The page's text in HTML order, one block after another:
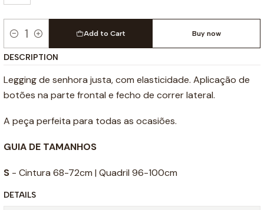
Quantity
Add to Cart Buy now
DESCRIPTION
Legging de senhora justa, com elasticidade. Aplicação de
botões na parte frontal e fecho de correr lateral.
A peça perfeita para todas as ocasiões.
GUIA DE TAMANHOS
S - Cintura 68-72cm | Quadril 96-100cm
DETAILS